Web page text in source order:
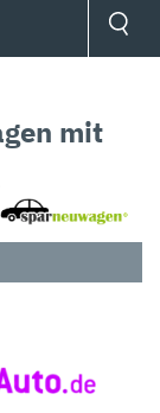
mit